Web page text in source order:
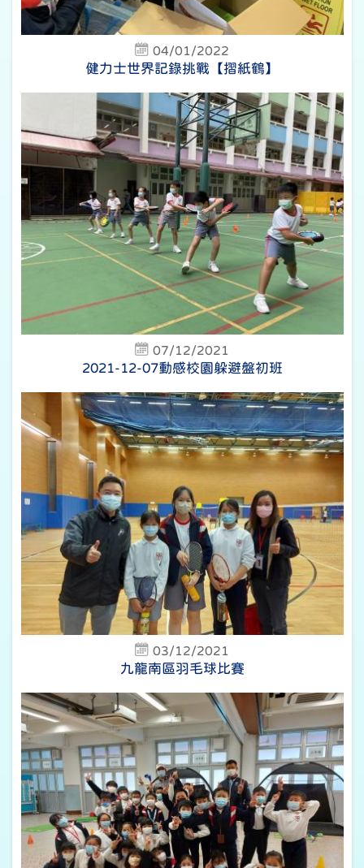
04/01/2022
健力士世界記錄挑戰【摺紙鶴】
07/12/2021
2021-12-07動感校園躲避盤初班
03/12/2021
九龍南區羽毛球比賽